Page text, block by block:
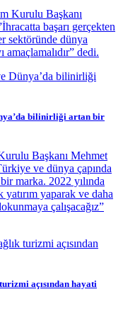
Kurulu Başkanı
başarı gerçekten
sektöründe dünya
amaçlamalıdır” dedi.
bilinirliği artan bir
Başkanı Mehmet
ve dünya çapında
marka. 2022 yılında
yaparak ve daha
çalışacağız”
açısından hayati